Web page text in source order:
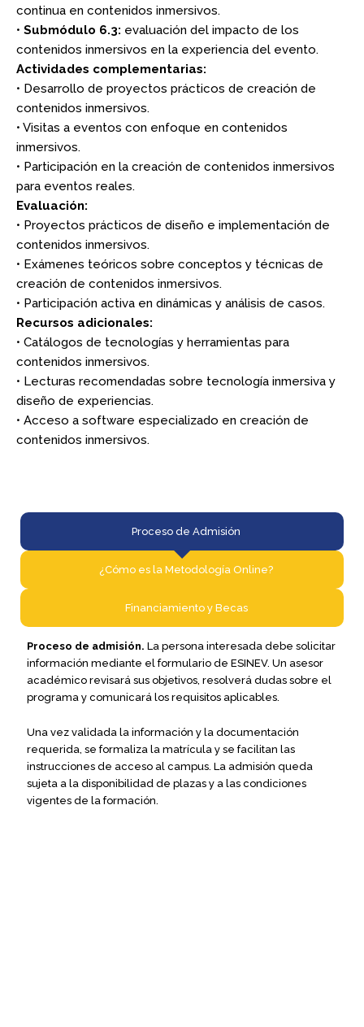
continua en contenidos inmersivos.
• Submódulo 6.3: evaluación del impacto de los
contenidos inmersivos en la experiencia del evento.
Actividades complementarias:
• Desarrollo de proyectos prácticos de creación de
contenidos inmersivos.
• Visitas a eventos con enfoque en contenidos
inmersivos.
• Participación en la creación de contenidos inmersivos
para eventos reales.
Evaluación:
• Proyectos prácticos de diseño e implementación de
contenidos inmersivos.
• Exámenes teóricos sobre conceptos y técnicas de
creación de contenidos inmersivos.
• Participación activa en dinámicas y análisis de casos.
Recursos adicionales:
• Catálogos de tecnologías y herramientas para
contenidos inmersivos.
• Lecturas recomendadas sobre tecnología inmersiva y
diseño de experiencias.
• Acceso a software especializado en creación de
contenidos inmersivos.
Proceso de Admisión​
¿Cómo es la Metodología Online?​
Financiamiento y Becas​
Proceso de admisión. La persona interesada debe solicitar
información mediante el formulario de ESINEV. Un asesor
académico revisará sus objetivos, resolverá dudas sobre el
programa y comunicará los requisitos aplicables.
Una vez validada la información y la documentación
requerida, se formaliza la matrícula y se facilitan las
instrucciones de acceso al campus. La admisión queda
sujeta a la disponibilidad de plazas y a las condiciones
vigentes de la formación.